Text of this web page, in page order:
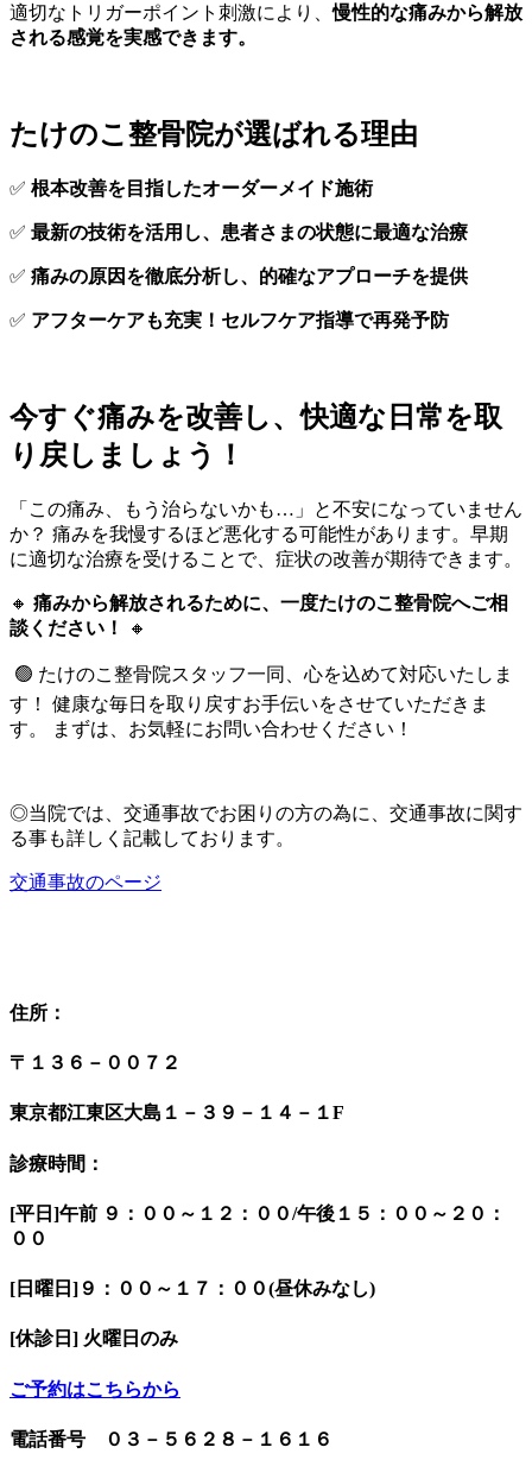
適切なトリガーポイント刺激により、慢性的な痛みから解放
される感覚を実感できます。
たけのこ整骨院が選ばれる理由
✅ 根本改善を目指したオーダーメイド施術
✅ 最新の技術を活用し、患者さまの状態に最適な治療
✅ 痛みの原因を徹底分析し、的確なアプローチを提供
✅ アフターケアも充実！セルフケア指導で再発予防
今すぐ痛みを改善し、快適な日常を取
り戻しましょう！
「この痛み、もう治らないかも…」と不安になっていません
か？ 痛みを我慢するほど悪化する可能性があります。早期
に適切な治療を受けることで、症状の改善が期待できます。
🔸 痛みから解放されるために、一度たけのこ整骨院へご相
談ください！
🔸
🟢 たけのこ整骨院スタッフ一同、心を込めて対応いたしま
す！ 健康な毎日を取り戻すお手伝いをさせていただきま
す。 まずは、お気軽にお問い合わせください！
◎当院では、交通事故でお困りの方の為に、交通事故に関す
る事も詳しく記載しております。
交通事故のページ
住所：
〒１３６－００７２
東京都江東区大島１－３９－１４－１F
診療時間：
[平日]午前 ９：００～１２：００/午後１５：００～２０：
００
[日曜日]９：００～１７：００(昼休みなし)
[休診日] 火曜日のみ
ご予約はこちらから
電話番号 ０３－５６２８－１６１６